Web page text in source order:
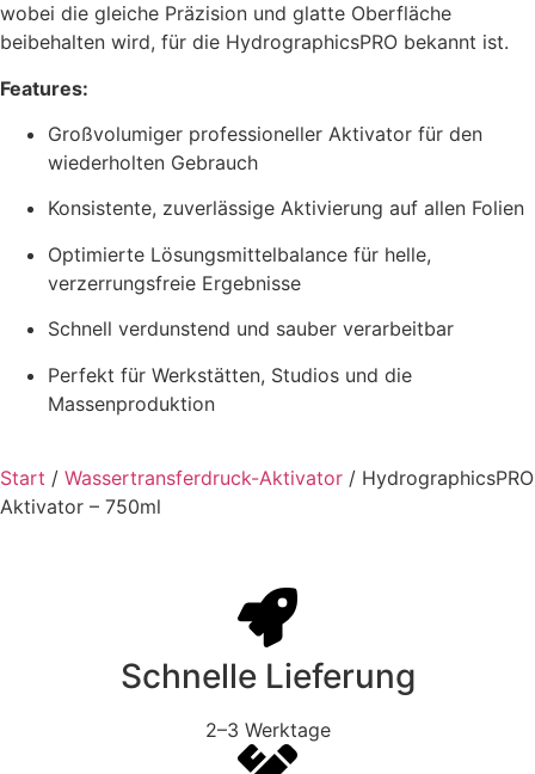
wobei die gleiche Präzision und glatte Oberfläche
beibehalten wird, für die HydrographicsPRO bekannt ist.
Features:
Großvolumiger professioneller Aktivator für den
wiederholten Gebrauch
Konsistente, zuverlässige Aktivierung auf allen Folien
Optimierte Lösungsmittelbalance für helle,
verzerrungsfreie Ergebnisse
Schnell verdunstend und sauber verarbeitbar
Perfekt für Werkstätten, Studios und die
Massenproduktion
Start / Wassertransferdruck-Aktivator / HydrographicsPRO
Aktivator – 750ml
Schnelle Lieferung
2–3 Werktage